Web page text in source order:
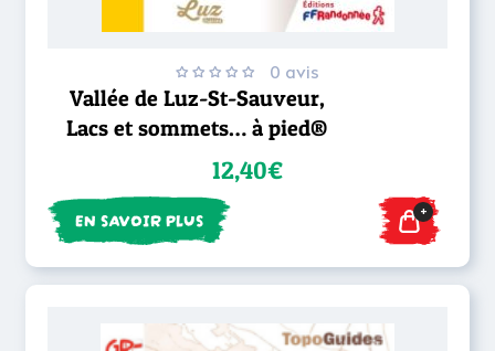
0 avis
Vallée de Luz-St-Sauveur,
Lacs et sommets… à pied®
12,40€
EN SAVOIR PLUS +